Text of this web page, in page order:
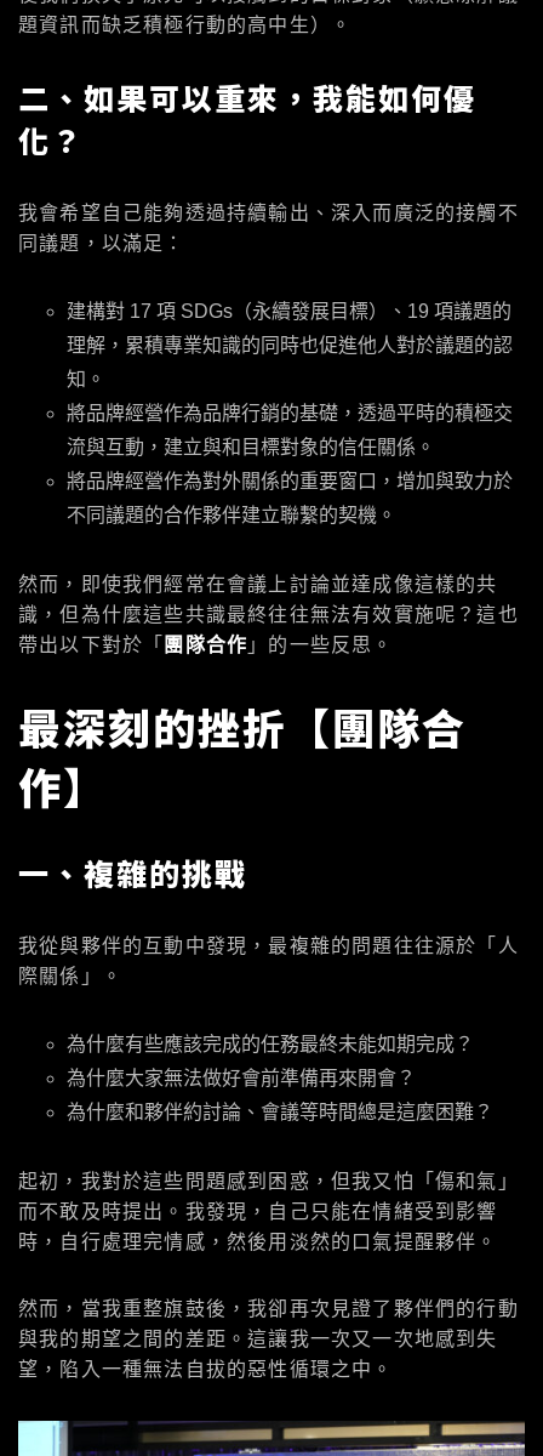
題資訊而缺乏積極行動的高中生）。
二、如果可以重來，我能如何優
化？
我會希望自己能夠透過持續輸出、深入而廣泛的接觸不
同議題，以滿足：
建構對 17 項 SDGs（永續發展目標）、19 項議題的
理解，累積專業知識的同時也促進他人對於議題的認
知。
將品牌經營作為品牌行銷的基礎，透過平時的積極交
流與互動，建立與和目標對象的信任關係。
將品牌經營作為對外關係的重要窗口，增加與致力於
不同議題的合作夥伴建立聯繫的契機。
然而，即使我們經常在會議上討論並達成像這樣的共
識，但為什麼這些共識最終往往無法有效實施呢？這也
帶出以下對於「 團隊合作 」的一些反思。
最深刻的挫折【團隊合
作】
一、複雜的挑戰
我從與夥伴的互動中發現，最複雜的問題往往源於「人
際關係」。
為什麼有些應該完成的任務最終未能如期完成？
為什麼大家無法做好會前準備再來開會？
為什麼和夥伴約討論、會議等時間總是這麼困難？
起初，我對於這些問題感到困惑，但我又怕「傷和氣」
而不敢及時提出。我發現，自己只能在情緒受到影響
時，自行處理完情感，然後用淡然的口氣提醒夥伴。
然而，當我重整旗鼓後，我卻再次見證了夥伴們的行動
與我的期望之間的差距。這讓我一次又一次地感到失
望，陷入一種無法自拔的惡性循環之中。